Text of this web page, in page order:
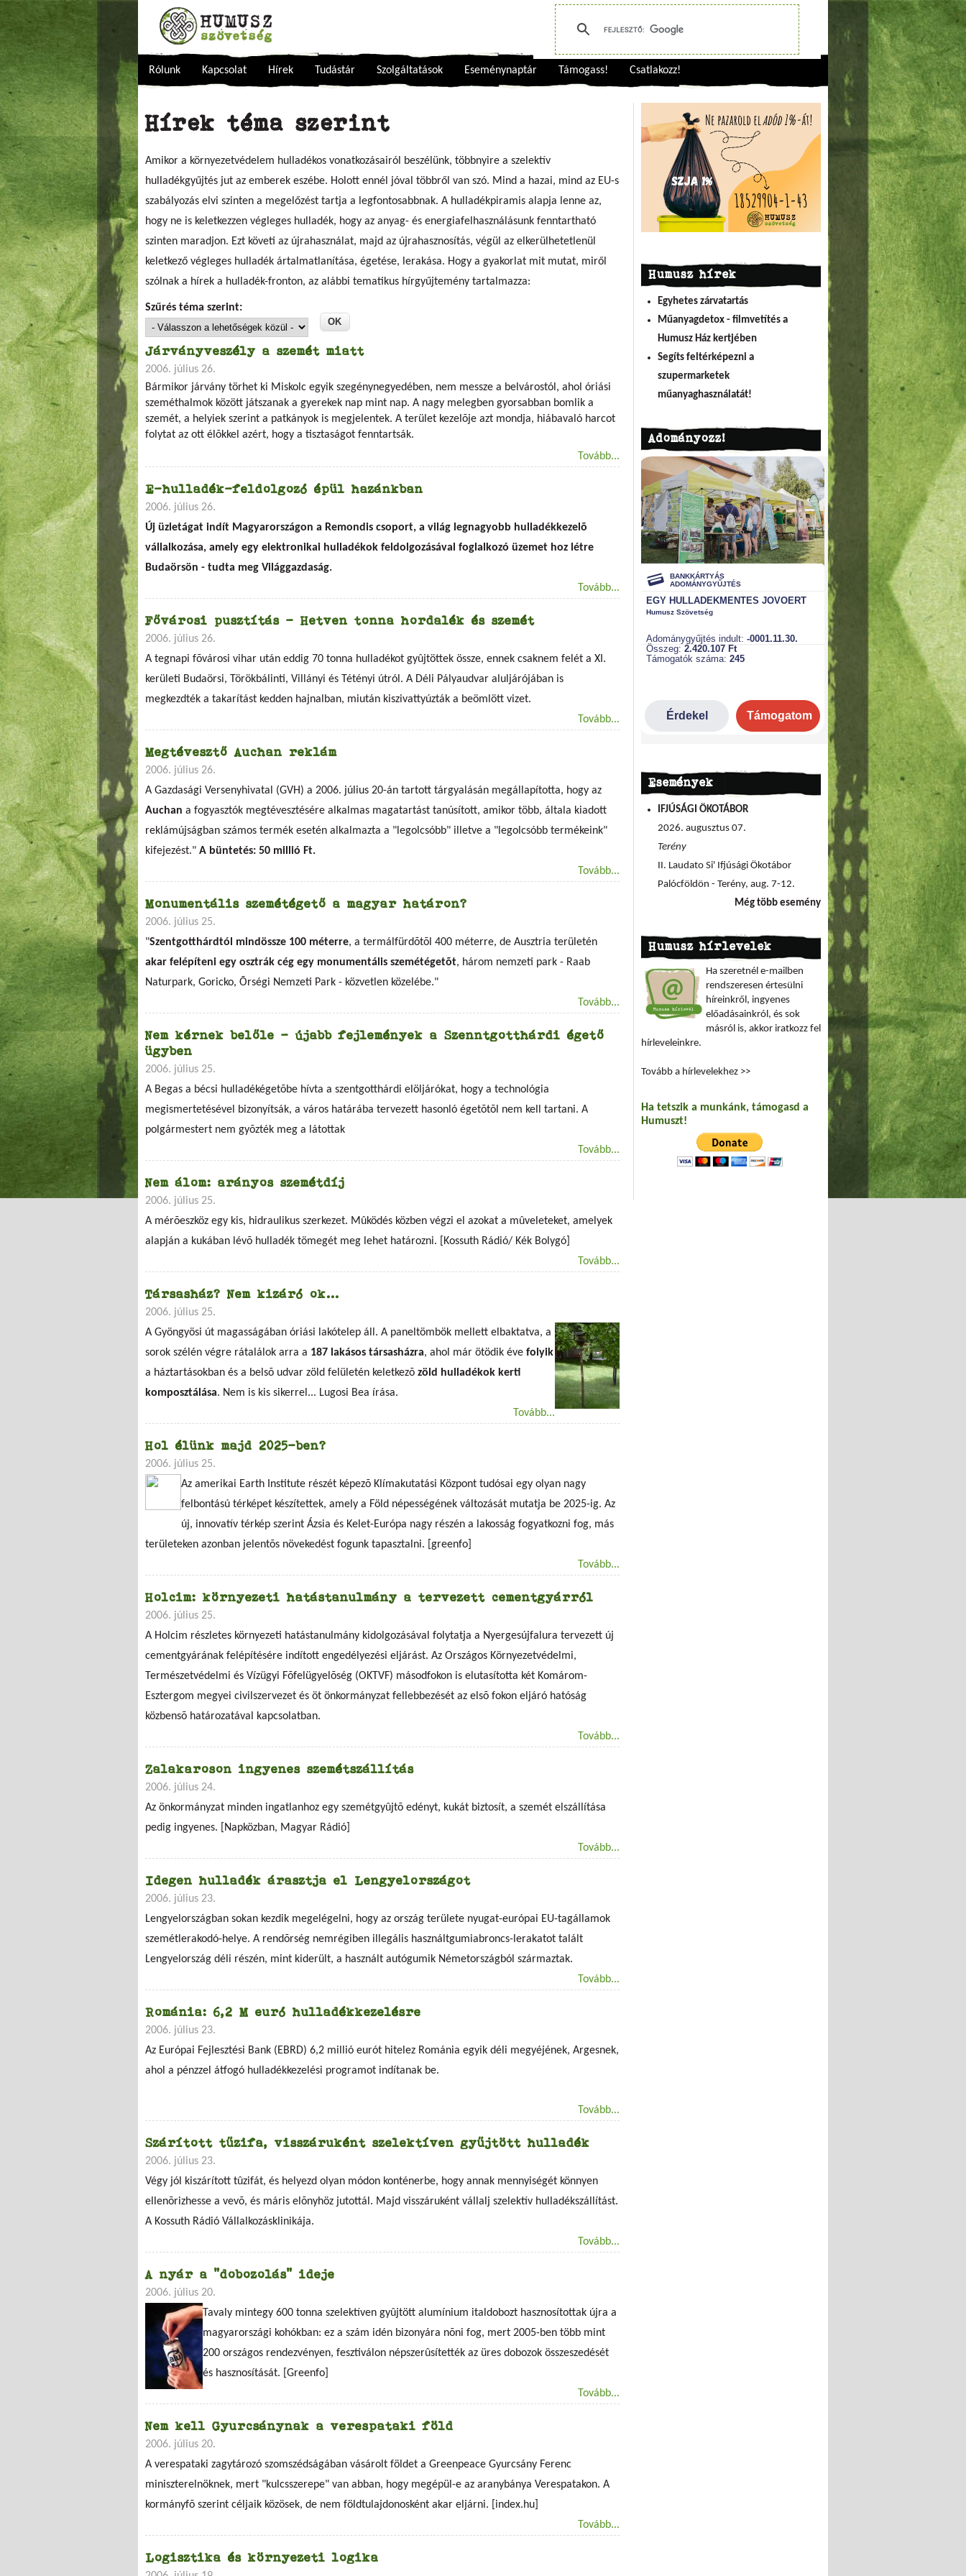
Rólunk Kapcsolat Hírek Tudástár Szolgáltatások Eseménynaptár Támogass! Csatlakozz!
Hírek téma szerint
Amikor a környezetvédelem hulladékos vonatkozásairól beszélünk, többnyire a szelektív
hulladékgyűjtés jut az emberek eszébe. Holott ennél jóval többről van szó. Mind a hazai, mind az EU-s
szabályozás elvi szinten a megelőzést tartja a legfontosabbnak. A hulladékpiramis alapja lenne az,
hogy ne is keletkezzen végleges hulladék, hogy az anyag- és energiafelhasználásunk fenntartható
szinten maradjon. Ezt követi az újrahasználat, majd az újrahasznosítás, végül az elkerülhetetlenül
keletkező végleges hulladék ártalmatlanítása, égetése, lerakása. Hogy a gyakorlat mit mutat, miről
szólnak a hírek a hulladék-fronton, az alábbi tematikus hírgyűjtemény tartalmazza:
Szűrés téma szerint:
Járványveszély a szemét miatt
2006. július 26.
Bármikor járvány törhet ki Miskolc egyik szegénynegyedében, nem messze a belvárostól, ahol óriási
szeméthalmok között játszanak a gyerekek nap mint nap. A nagy melegben gyorsabban bomlik a
szemét, a helyiek szerint a patkányok is megjelentek. A terület kezelõje azt mondja, hiábavaló harcot
folytat az ott élõkkel azért, hogy a tisztaságot fenntartsák.
Tovább...
E-hulladék-feldolgozó épül hazánkban
2006. július 26.
Új üzletágat indít Magyarországon a Remondis csoport, a világ legnagyobb hulladékkezelõ
vállalkozása, amely egy elektronikai hulladékok feldolgozásával foglalkozó üzemet hoz létre
Budaörsön - tudta meg Világgazdaság.
Tovább...
Fővárosi pusztítás - Hetven tonna hordalék és szemét
2006. július 26.
A tegnapi fõvárosi vihar után eddig 70 tonna hulladékot gyûjtöttek össze, ennek csaknem felét a XI.
kerületi Budaörsi, Törökbálinti, Villányi és Tétényi útról. A Déli Pályaudvar aluljárójában is
megkezdték a takarítást kedden hajnalban, miután kiszivattyúzták a beömlött vizet.
Tovább...
Megtévesztő Auchan reklám
2006. július 26.
A Gazdasági Versenyhivatal (GVH) a 2006. július 20-án tartott tárgyalásán megállapította, hogy az
Auchan a fogyasztók megtévesztésére alkalmas magatartást tanúsított, amikor több, általa kiadott
reklámújságban számos termék esetén alkalmazta a "legolcsóbb" illetve a "legolcsóbb termékeink"
kifejezést." A büntetés: 50 millió Ft.
Tovább...
Monumentális szemétégető a magyar határon?
2006. július 25.
"Szentgotthárdtól mindössze 100 méterre, a termálfürdõtõl 400 méterre, de Ausztria területén
akar felépíteni egy osztrák cég egy monumentális szemétégetõt, három nemzeti park - Raab
Naturpark, Goricko, Õrségi Nemzeti Park - közvetlen közelébe."
Tovább...
Nem kérnek belőle - újabb fejlemények a Szenntgotthárdi égető
ügyben
2006. július 25.
A Begas a bécsi hulladékégetõbe hívta a szentgotthárdi elöljárókat, hogy a technológia
megismertetésével bizonyítsák, a város határába tervezett hasonló égetõtõl nem kell tartani. A
polgármestert nem gyõzték meg a látottak
Tovább...
Nem álom: arányos szemétdíj
2006. július 25.
A mérõeszköz egy kis, hidraulikus szerkezet. Mûködés közben végzi el azokat a mûveleteket, amelyek
alapján a kukában lévõ hulladék tömegét meg lehet határozni. [Kossuth Rádió/ Kék Bolygó]
Tovább...
Társasház? Nem kizáró ok...
2006. július 25.
A Gyöngyösi út magasságában óriási lakótelep áll. A paneltömbök mellett elbaktatva, a
sorok szélén végre rátalálok arra a 187 lakásos társasházra, ahol már ötödik éve folyik
a háztartásokban és a belsõ udvar zöld felületén keletkezõ zöld hulladékok kerti
komposztálása. Nem is kis sikerrel... Lugosi Bea írása.
Tovább...
Hol élünk majd 2025-ben?
2006. július 25.
Az amerikai Earth Institute részét képezõ Klímakutatási Központ tudósai egy olyan nagy
felbontású térképet készítettek, amely a Föld népességének változását mutatja be 2025-ig. Az
új, innovatív térkép szerint Ázsia és Kelet-Európa nagy részén a lakosság fogyatkozni fog, más
területeken azonban jelentõs növekedést fogunk tapasztalni. [greenfo]
Tovább...
Holcim: környezeti hatástanulmány a tervezett cementgyárról
2006. július 25.
A Holcim részletes környezeti hatástanulmány kidolgozásával folytatja a Nyergesújfalura tervezett új
cementgyárának felépítésére indított engedélyezési eljárást. Az Országos Környezetvédelmi,
Természetvédelmi és Vízügyi Fõfelügyelõség (OKTVF) másodfokon is elutasította két Komárom-
Esztergom megyei civilszervezet és öt önkormányzat fellebbezését az elsõ fokon eljáró hatóság
közbensõ határozatával kapcsolatban.
Tovább...
Zalakaroson ingyenes szemétszállítás
2006. július 24.
Az önkormányzat minden ingatlanhoz egy szemétgyûjtõ edényt, kukát biztosít, a szemét elszállítása
pedig ingyenes. [Napközban, Magyar Rádió]
Tovább...
Idegen hulladék árasztja el Lengyelországot
2006. július 23.
Lengyelországban sokan kezdik megelégelni, hogy az ország területe nyugat-európai EU-tagállamok
szemétlerakodó-helye. A rendõrség nemrégiben illegális használtgumiabroncs-lerakatot talált
Lengyelország déli részén, mint kiderült, a használt autógumik Németországból származtak.
Tovább...
Románia: 6,2 M euró hulladékkezelésre
2006. július 23.
Az Európai Fejlesztési Bank (EBRD) 6,2 millió eurót hitelez Románia egyik déli megyéjének, Argesnek,
ahol a pénzzel átfogó hulladékkezelési programot indítanak be.
Tovább...
Szárított tűzifa, visszáruként szelektíven gyűjtött hulladék
2006. július 23.
Végy jól kiszárított tûzifát, és helyezd olyan módon konténerbe, hogy annak mennyiségét könnyen
ellenõrizhesse a vevõ, és máris elõnyhöz jutottál. Majd visszáruként vállalj szelektív hulladékszállítást.
A Kossuth Rádió Vállalkozásklinikája.
Tovább...
A nyár a "dobozolás" ideje
2006. július 20.
Tavaly mintegy 600 tonna szelektíven gyûjtött alumínium italdobozt hasznosítottak újra a
magyarországi kohókban: ez a szám idén bizonyára nõni fog, mert 2005-ben több mint
200 országos rendezvényen, fesztiválon népszerûsítették az üres dobozok összeszedését
és hasznosítását. [Greenfo]
Tovább...
Nem kell Gyurcsánynak a verespataki föld
2006. július 20.
A verespataki zagytározó szomszédságában vásárolt földet a Greenpeace Gyurcsány Ferenc
miniszterelnöknek, mert "kulcsszerepe" van abban, hogy megépül-e az aranybánya Verespatakon. A
kormányfõ szerint céljaik közösek, de nem földtulajdonosként akar eljárni. [index.hu]
Tovább...
Logisztika és környezeti logika
Humusz hírek
Egyhetes zárvatartás
Műanyagdetox - filmvetítés a
Humusz Ház kertjében
Segíts feltérképezni a
szupermarketek
műanyaghasználatát!
Adományozz!
Események
IFJÚSÁGI ÖKOTÁBOR
2026. augusztus 07.
Terény
II. Laudato Si' Ifjúsági Ökotábor
Palócföldön - Terény, aug. 7-12.
Még több esemény
Humusz hírlevelek
Ha szeretnél e-mailben
rendszeresen értesülni
híreinkről, ingyenes
előadásainkról, és sok
másról is, akkor iratkozz fel
hírleveleinkre.
Tovább a hírlevelekhez >>
Ha tetszik a munkánk, támogasd a
Humuszt!